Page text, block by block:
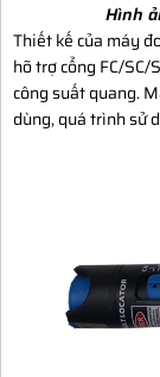
Hình
Thiết kế của máy
hõ trợ cổng FC/
công suất quang.
dùng, quá trình sử